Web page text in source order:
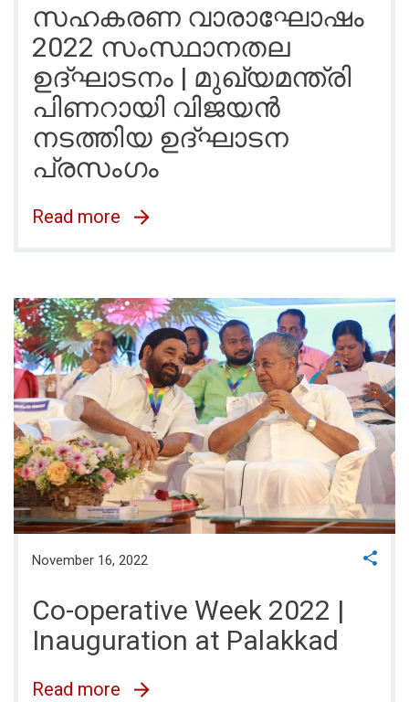
സഹകരണ വാരാഘോഷം
2022 സംസ്ഥാനതല
ഉദ്ഘാടനം | മുഖ്യമന്ത്രി
പിണറായി വിജയൻ
നടത്തിയ ഉദ്ഘാടന
പ്രസംഗം
Read more
November 16, 2022
Co-operative Week 2022 |
Inauguration at Palakkad
Read more